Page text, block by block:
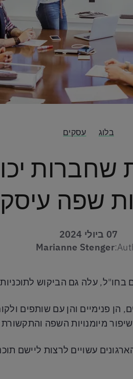
בלוג עסקים
שחברות
שפה
07 ביולי 2024
Marianne Stenger
עלה גם הביקוש
פנימיים והן עם שותפים
מיומנויות השפה
עשויים לרצות ליישם